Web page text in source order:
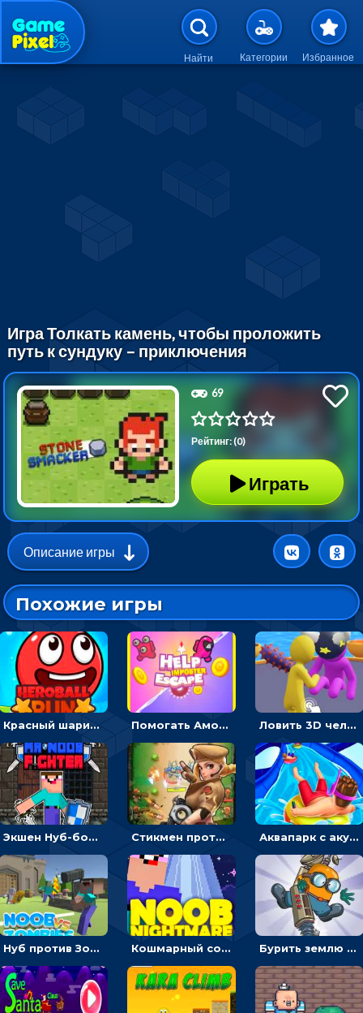
Перейти к основному
Найти Категории Избранное
Игра Толкать камень, чтобы проложить
путь к сундуку – приключения
69
Рейтинг: (0)
Играть
Описание игры
Похожие игры
Красный шарик-герой в бегах: прыгать, чтобы избегать препятствий Помогать Амонг Ас бежать из комнаты через преграды - приключения Ловить 3D человечком своего цвета и собирать драгоценности - гиперказуалка
Экшен Нуб-боец: прыгать через препятствия или бить врагов мечом Стикмен против Зомби: стрелять в зомби и развивать воина Аквапарк с акулами: жми, чтобы лететь к финишу по волнам
Нуб против Зомби: направлять линию на врага и бить молотом Кошмарный сон Нуба: балансируй, чтобы выжить Бурить землю с миньоном, чтобы собирать ископаемые - приключения